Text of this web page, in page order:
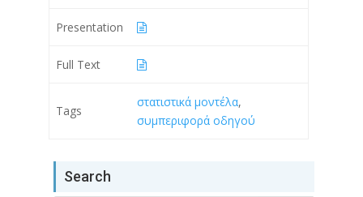
Presentation
Full Text
Tags
στατιστικά μοντέλα,
συμπεριφορά οδηγού
Search